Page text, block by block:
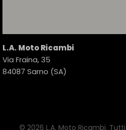
L.A. Moto Ricambi
Via Fraina, 35
84087 Sarno (SA)
© 2026 L.A. Moto Ricambi.